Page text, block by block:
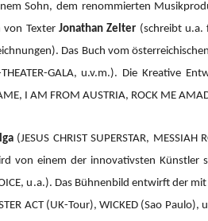
Sohn, dem renommierten
von Texter Jonathan Zelter (schreibt u.a.
Das Buch vom
GALA, u.v.m.). Die Kreative
I AM FROM AUSTRIA, ROCK ME
(JESUS CHRIST SUPERSTAR,
von einem der innovativsten Künstler
u.a.). Das Bühnenbild entwirft der mit
ACT (UK-Tour), WICKED (Sao